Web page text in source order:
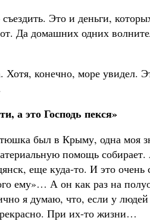
Это и деньги,
Да домашних одних
Хотя, конечно, море увидел.
а это Господь пекся»
был в Крыму, одна моя
помощь
еще куда-то. И это
ему»… А он как раз на
я думаю, что, если у людей
При их-то жизни…